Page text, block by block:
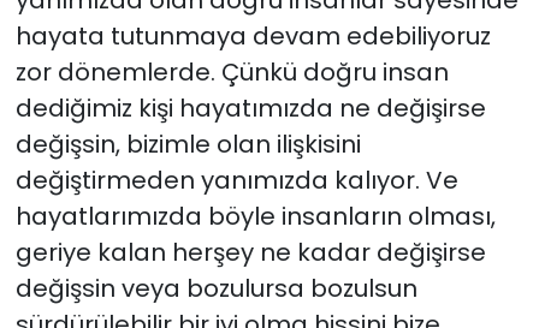
hayata tutunmaya devam edebiliyoruz
zor dönemlerde. Çünkü doğru insan
dediğimiz kişi hayatımızda ne değişirse
değişsin, bizimle olan ilişkisini
değiştirmeden yanımızda kalıyor. Ve
hayatlarımızda böyle insanların olması,
geriye kalan herşey ne kadar değişirse
değişsin veya bozulursa bozulsun